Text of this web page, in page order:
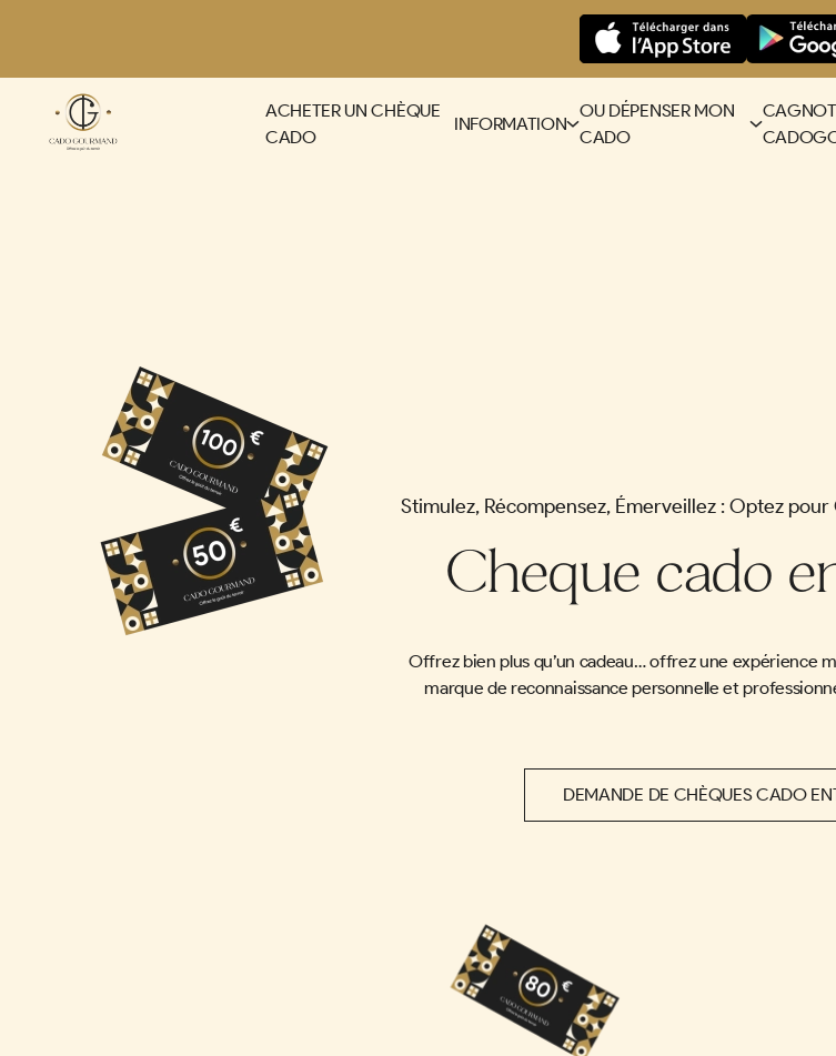
ACHETER UN CHÈQUE
CADO
INFORMATION
OU DÉPENSER MON
CADO
Stimulez, Récompensez, Émerveillez : Optez
Cheque cado
Offrez bien plus qu’un cadeau… offrez une expérience
marque de reconnaissance personnelle et
DEMANDE DE CHÈQUES CADO